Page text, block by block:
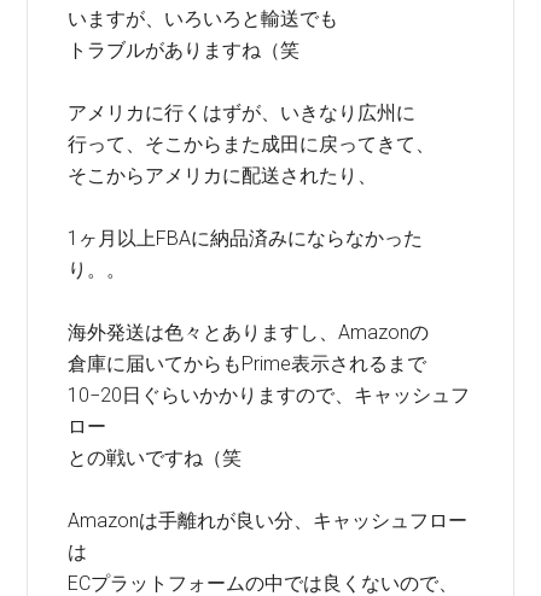
いますが、いろいろと輸送でも
トラブルがありますね（笑
アメリカに行くはずが、いきなり広州に
行って、そこからまた成田に戻ってきて、
そこからアメリカに配送されたり、
1ヶ月以上FBAに納品済みにならなかった
り。。
海外発送は色々とありますし、Amazonの
倉庫に届いてからもPrime表示されるまで
10−20日ぐらいかかりますので、キャッシュフ
ロー
との戦いですね（笑
Amazonは手離れが良い分、キャッシュフロー
は
ECプラットフォームの中では良くないので、